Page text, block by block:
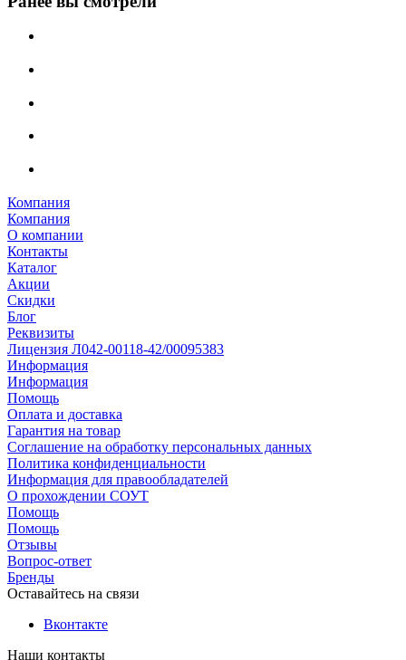
Компания
Компания
О компании
Контакты
Каталог
Акции
Скидки
Блог
Реквизиты
Лицензия Л042-00118-42/00095383
Информация
Информация
Помощь
Оплата и доставка
Гарантия на товар
Соглашение на обработку персональных данных
Политика конфиденциальности
Информация для правообладателей
О прохождении СОУТ
Помощь
Помощь
Отзывы
Вопрос-ответ
Бренды
Оставайтесь на связи
Вконтакте
Наши контакты